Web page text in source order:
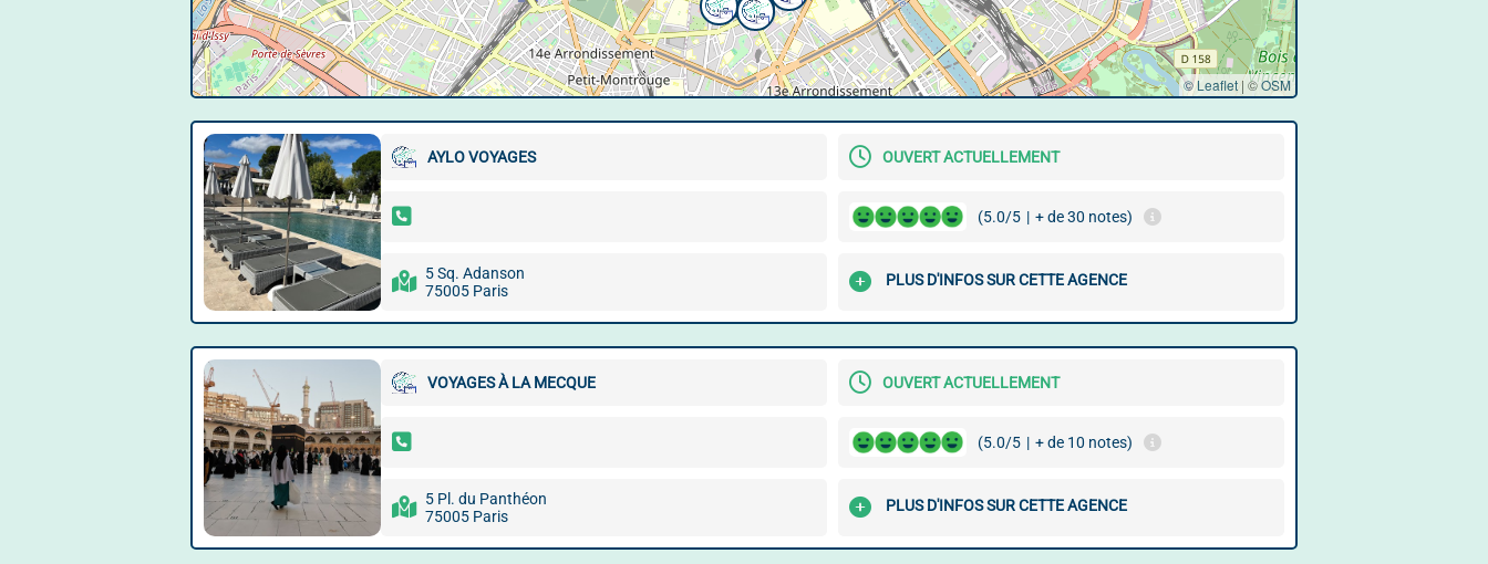
© Leaflet |©OSM
AYLO VOYAGES OUVERT ACTUELLEMENT
(5.0/5 | + de 30 notes)
5 Sq. Adanson
75005 Paris
PLUS D'INFOS SUR CETTE AGENCE
VOYAGES À LA MECQUE OUVERT ACTUELLEMENT
(5.0/5 | + de 10 notes)
5 Pl. du Panthéon
75005 Paris
PLUS D'INFOS SUR CETTE AGENCE